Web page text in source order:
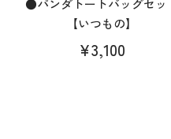
【いつもの】
¥3,100